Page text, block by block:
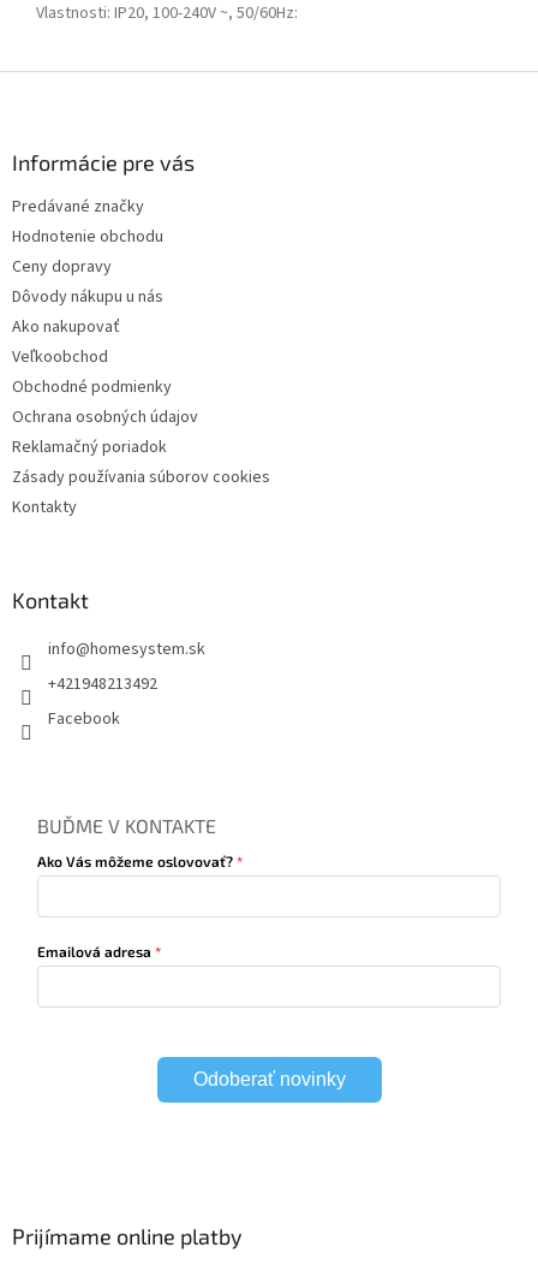
Vlastnosti: IP20, 100-240V ~, 50/60Hz:
Informácie pre vás
Predávané značky
Hodnotenie obchodu
Ceny dopravy
Dôvody nákupu u nás
Ako nakupovať
Veľkoobchod
Obchodné podmienky
Ochrana osobných údajov
Reklamačný poriadok
Zásady používania súborov cookies
Kontakty
Kontakt
info@homesystem.sk
+421948213492
Facebook
BUĎME V KONTAKTE
Ako Vás môžeme oslovovať?
Emailová adresa
Odoberať novinky
Prijímame online platby